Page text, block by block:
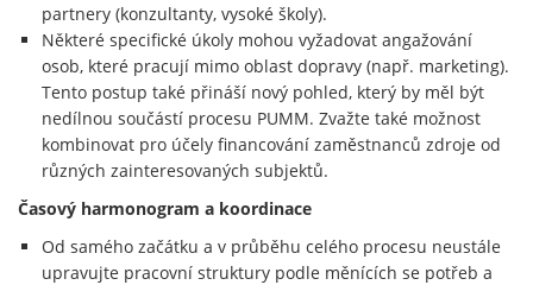
partnery (konzultanty, vysoké školy).
Některé specifické úkoly mohou vyžadovat angažování
osob, které pracují mimo oblast dopravy (např. marketing).
Tento postup také přináší nový pohled, který by měl být
nedílnou součástí procesu PUMM. Zvažte také možnost
kombinovat pro účely financování zaměstnanců zdroje od
různých zainteresovaných subjektů.
Časový harmonogram a koordinace
Od samého začátku a v průběhu celého procesu neustále
upravujte pracovní struktury podle měnících se potřeb a